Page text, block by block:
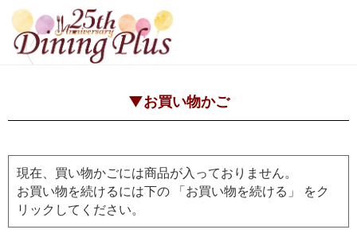
▼お買い物かご
現在、買い物かごには商品が入っておりません。
お買い物を続けるには下の 「お買い物を続ける」 をク
リックしてください。